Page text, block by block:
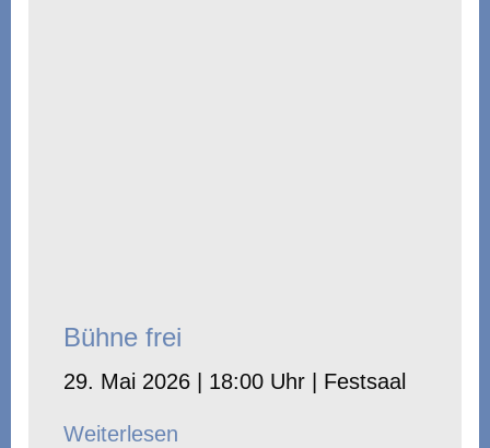
Bühne frei
29. Mai 2026 | 18:00 Uhr | Festsaal
Weiterlesen